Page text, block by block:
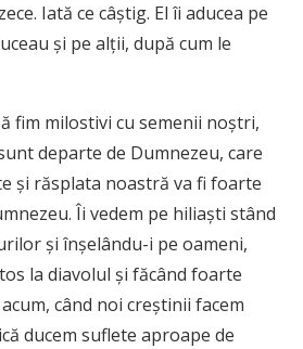
Iată ce câștig. El îi aducea pe
și pe alții, după cum le
fim milostivi cu semenii noștri,
departe de Dumnezeu, care
și răsplata noastră va fi foarte
Îi vedem pe hiliaști stând
și înșelându-i pe oameni,
la diavolul și făcând foarte
când noi creștinii facem
ducem suflete aproape de